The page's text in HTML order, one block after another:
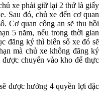
xe phải giữ lại 2 thứ là giấy
Sau đó, chủ xe đến cơ quan
Cơ quan công an sẽ thu hồi
5 năm, nếu trong thời gian
đăng ký thì biển số xe đó sẽ
mà chủ xe không đăng ký
chuyển vào kho để thực
được hưởng 4 quyền lợi đặc